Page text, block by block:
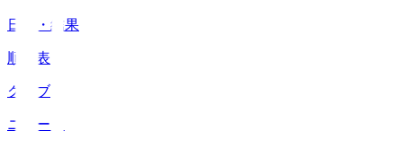
日程・結果
順位表
クラブ
ニュース